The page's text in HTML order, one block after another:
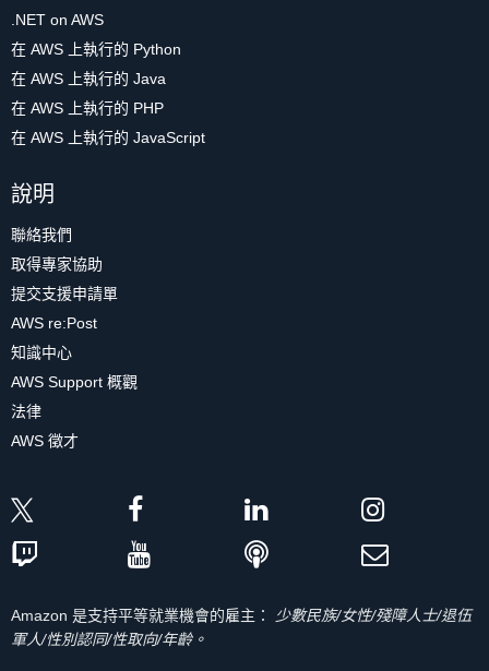
.NET on AWS
在 AWS 上執行的 Python
在 AWS 上執行的 Java
在 AWS 上執行的 PHP
在 AWS 上執行的 JavaScript
說明
聯絡我們
取得專家協助
提交支援申請單
AWS re:Post
知識中心
AWS Support 概觀
法律
AWS 徵才
Amazon 是支持平等就業機會的雇主：
少數民族/女性/殘障人士/退伍
軍人/性別認同/性取向/年齡。